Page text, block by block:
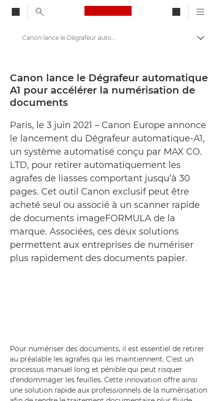
Canon Logo, back to
Presse
Communiqués de presse - Centre de presse Canon
Canon lance le Dégrafeur automatique A1 pour accélérer la numérisation de documents - Centre de presse Canon
Canon lance le Dégrafeur automatique
A1 pour accélérer la numérisation de
documents
Paris, le 3 juin 2021 – Canon Europe annonce
le lancement du Dégrafeur automatique-A1,
un système automatisé conçu par MAX CO.
LTD, pour retirer automatiquement les
agrafes de liasses comportant jusqu’à 30
pages. Cet outil Canon exclusif peut être
acheté seul ou associé à un scanner rapide
de documents imageFORMULA de la
marque. Associées, ces deux solutions
permettent aux entreprises de numériser
plus rapidement des documents papier.
Pour numériser des documents, il est essentiel de retirer
au préalable les agrafes qui les maintiennent. C’est un
processus manuel long et pénible qui peut risquer
d’endommager les feuilles. Cette innovation offre ainsi
une solution rapide aux professionnels de la numérisation